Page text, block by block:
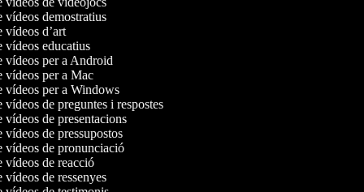
vídeos demostratius
vídeos d’art
vídeos educatius
vídeos per a Android
vídeos per a Mac
vídeos per a Windows
vídeos de preguntes i respostes
vídeos de presentacions
vídeos de pressupostos
vídeos de pronunciació
vídeos de reacció
vídeos de ressenyes